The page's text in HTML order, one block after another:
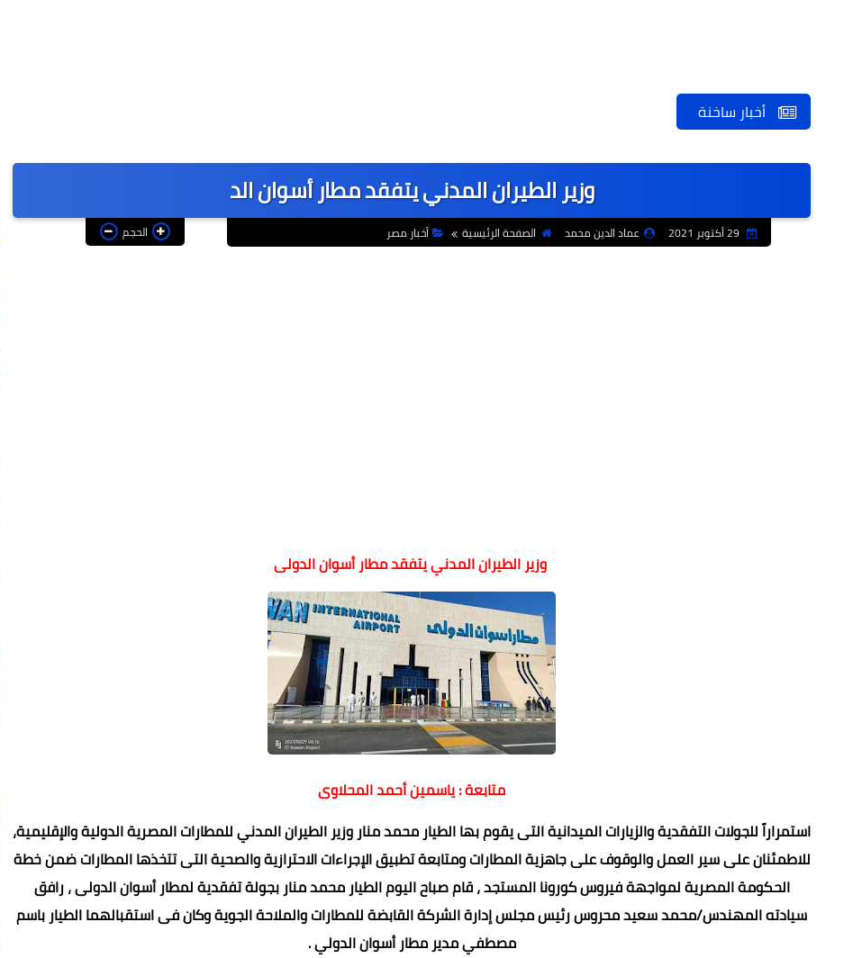
أخبار ساخنة
وزير الطيران المدني يتفقد مطار أسوان الد
عماد الدين محمد الصفحة الرئيسية أخبار مصر الحجم
وزير الطيران المدني يتفقد مطار أسوان الدولى
متابعة : ياسمين أحمد المحلاوى
استمراراً للجولات التفقدية والزيارات الميدانية التى يقوم بها الطيار محمد منار وزير الطيران المدني للمطارات المصرية الدولية والإقليمية،
للاطمئنان على سير العمل والوقوف على جاهزية المطارات ومتابعة تطبيق الإجراءات الاحترازية والصحية التى تتخذها المطارات ضمن خطة
الحكومة المصرية لمواجهة فيروس كورونا المستجد ، قام صباح اليوم الطيار محمد منار بجولة تفقدية لمطار أسوان الدولى ، رافق
سيادته المهندس/محمد سعيد محروس رئيس مجلس إدارة الشركة القابضة للمطارات والملاحة الجوية وكان فى استقبالهما الطيار باسم
مصطفي مدير مطار أسوان الدولي .